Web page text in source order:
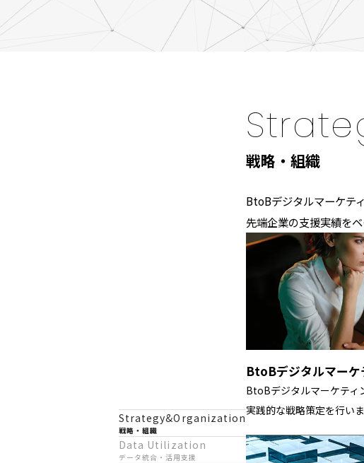
Strategy&Organization
戦略・組織
Data Utilization
データ統合・活用支援
戦略・組織
BtoBデジタルマーケテ
先端企業の支援実績を
BtoBデジタルマーケ
BtoBデジタルマーケティ
実践的な戦略策定を行いま